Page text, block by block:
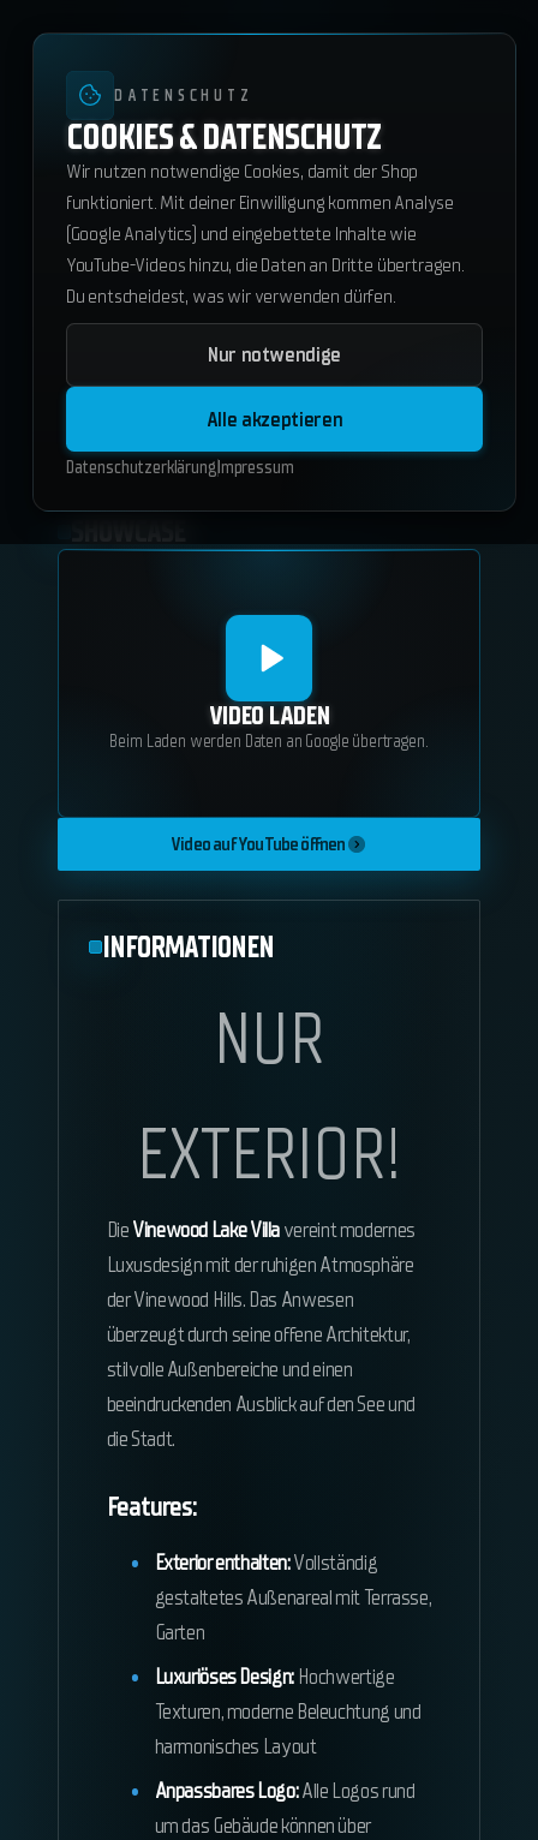
Vinewood Lake Villa 29.75€
VIDEO LADEN
Beim Laden werden Daten an Google übertragen.
Video auf YouTube öffnen
INFORMATIONEN
NUR
EXTERIOR!
DieVinewood Lake Villavereint modernes
Luxusdesign mit der ruhigen Atmosphäre
der Vinewood Hills. Das Anwesen
überzeugt durch seine offene Architektur,
stilvolle Außenbereiche und einen
beeindruckenden Ausblick auf den See und
die Stadt.
Features:
Exterior enthalten:Vollständig
gestaltetes Außenareal mit Terrasse,
Garten
Luxuriöses Design:Hochwertige
Texturen, moderne Beleuchtung und
harmonisches Layout
Anpassbares Logo:Alle Logos rund
um das Gebäude können über
DATENSCHUTZ
COOKIES & DATENSCHUTZ
Wir nutzen notwendige Cookies, damit der Shop
funktioniert. Mit deiner Einwilligung kommen Analyse
(Google Analytics) und eingebettete Inhalte wie
YouTube-Videos hinzu, die Daten an Dritte übertragen.
Du entscheidest, was wir verwenden dürfen.
Nur notwendige
Alle akzeptieren
Datenschutzerklärung Impressum